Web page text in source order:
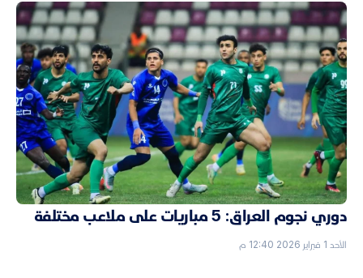
دوري نجوم العراق: 5 مباريات على ملاعب مختلفة
الأحد 1 فبراير 2026 12:40 م